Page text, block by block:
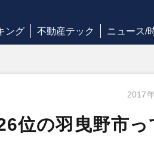
ング 不動産テック ニュース/
2017
位の羽曳野市っ